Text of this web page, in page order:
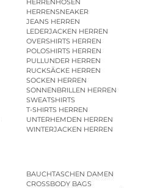
HERRENHOSEN
HERRENSNEAKER
JEANS HERREN
LEDERJACKEN HERREN
OVERSHIRTS HERREN
POLOSHIRTS HERREN
PULLUNDER HERREN
RUCKSÄCKE HERREN
SOCKEN HERREN
SONNENBRILLEN HERREN
SWEATSHIRTS
T-SHIRTS HERREN
UNTERHEMDEN HERREN
WINTERJACKEN HERREN
BAUCHTASCHEN DAMEN
CROSSBODY BAGS